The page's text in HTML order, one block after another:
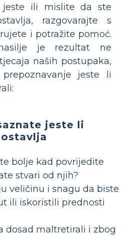
jeste ili mislite da ste
razgovarajte s
i potražite pomoć.
je rezultat ne
naših postupaka,
jeste li
jeste li
bolje kad povrijedite
stvari od njih?
veličinu i snagu da biste
ili iskoristili prednosti
dosad maltretirali i zbog